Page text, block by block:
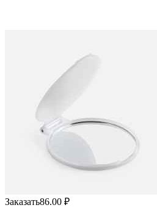
Заказать86.00 ₽